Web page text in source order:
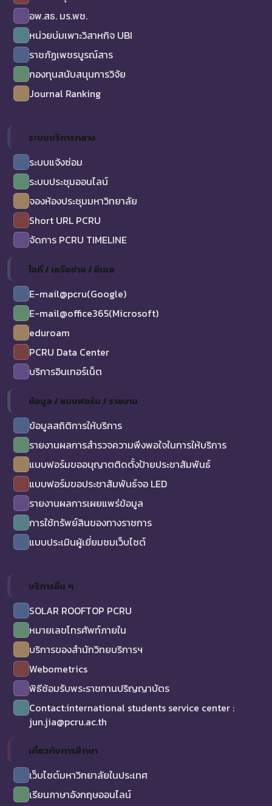
อพ.สธ. มร.พช.
หน่วยบ่มเพาะวิสาหกิจ UBI
ราชภัฏเพชรบูรณ์สาร
กองทุนสนับสนุนการวิจัย
Journal Ranking
ระบบบริการกลาง
ระบบแจ้งซ่อม
ระบบประชุมออนไลน์
จองห้องประชุมมหาวิทยาลัย
Short URL PCRU
จัดการ PCRU TIMELINE
ไอที / เครือข่าย / อีเมล
E-mail@pcru(Google)
E-mail@office365(Microsoft)
eduroam
PCRU Data Center
บริการอินเทอร์เน็ต
ข้อมูล / แบบฟอร์ม / รายงาน
ข้อมูลสถิติการให้บริการ
รายงานผลการสำรวจความพึงพอใจในการให้บริการ
แบบฟอร์มขออนุญาตติดตั้งป้ายประชาสัมพันธ์
แบบฟอร์มขอประชาสัมพันธ์จอ LED
รายงานผลการเผยแพร่ข้อมูล
การใช้ทรัพย์สินของทางราชการ
แบบประเมินผู้เยี่ยมชมเว็บไซต์
บริการอื่น ๆ
SOLAR ROOFTOP PCRU
หมายเลขโทรศัพท์ภายใน
บริการของสำนักวิทยบริการฯ
Webometrics
พิธีซ้อมรับพระราชทานปริญญาบัตร
Contact:international students service center :
jun.jia@pcru.ac.th
เกี่ยวกับการศึกษา
เว็บไซต์มหาวิทยาลัยในประเทศ
เรียนภาษาอังกฤษออนไลน์